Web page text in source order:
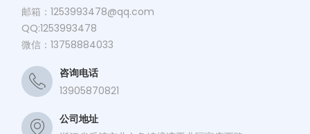
邮箱：1253993478@qq.com
QQ:1253993478
微信：13758884033
咨询电话
13905870821
公司地址